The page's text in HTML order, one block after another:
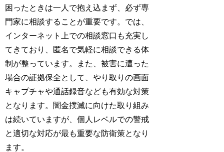
困ったときは一人で抱え込まず、必ず専
門家に相談することが重要です。では、
インターネット上での相談窓口も充実し
てきており、匿名で気軽に相談できる体
制が整っています。また、被害に遭った
場合の証拠保全として、やり取りの画面
キャプチャや通話録音なども有効な対策
となります。闇金撲滅に向けた取り組み
は続いていますが、個人レベルでの警戒
と適切な対応が最も重要な防衛策となり
ます。